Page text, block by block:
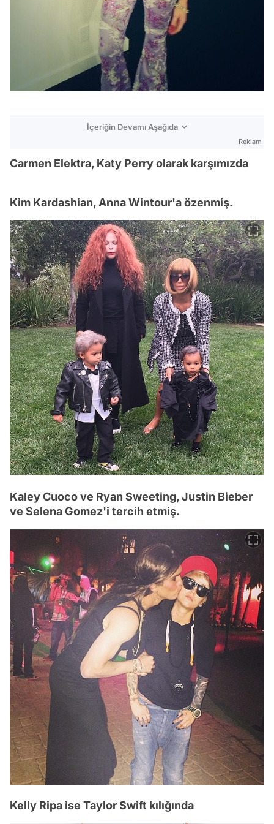
İçeriğin Devamı Aşağıda
Reklam
Carmen Elektra, Katy Perry olarak karşımızda
Kim Kardashian, Anna Wintour'a özenmiş.
Kaley Cuoco ve Ryan Sweeting, Justin Bieber
ve Selena Gomez'i tercih etmiş.
Kelly Ripa ise Taylor Swift kılığında